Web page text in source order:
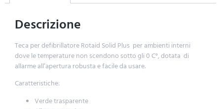
Descrizione
Teca per defibrillatore Rotaid Solid Plus per ambienti interni
dove le temperature non scendono sotto gli 0 C°, dotata di
allarme all’apertura robusta e facile da usare.
Caratteristiche:
Verde trasparente